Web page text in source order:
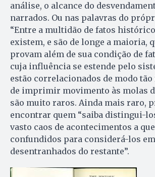
análise, o alcance do
narrados. Ou nas palavras do
“Entre a multidão de fatos
existem, e são de longe a maioria,
provam além de sua condição de
cuja influência se estende pelo
estão correlacionados de modo
de imprimir movimento às molas
são muito raros. Ainda mais raro,
encontrar quem “saiba distingui-
vasto caos de acontecimentos a
confundidos para considerá-los
desentranhados do restante”.